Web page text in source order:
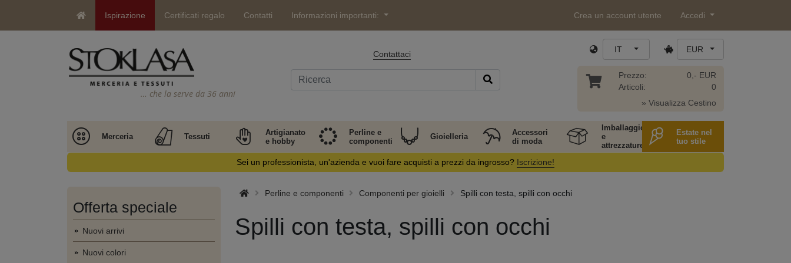
Ispirazione Certificati regalo Contatti Informazioni importanti: Crea un account utente Accedi
… che la serve da 36 anni
Contattaci IT EUR
Prezzo:
Articoli:
0,- EUR
0
» Visualizza Cestino
Merceria Tessuti
Artigianato
e hobby
Perline e
componenti
Gioielleria
Accessori
di moda
Imballaggio
e
attrezzature
Estate nel
tuo stile
Sei un professionista, un'azienda e vuoi fare acquisti a prezzi da ingrosso? Iscrizione!
Offerta speciale
Nuovi arrivi
Nuovi colori
Perline e componenti Componenti per gioielli Spilli con testa, spilli con occhi
Spilli con testa, spilli con occhi